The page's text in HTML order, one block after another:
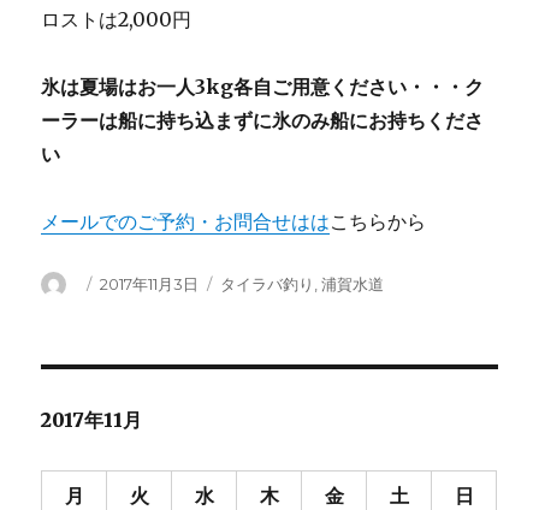
ロストは2,000円
氷は夏場はお一人3kg各自ご用意ください・・・ク
ーラーは船に持ち込まずに氷のみ船にお持ちくださ
い
メールでのご予約・お問合せははこちらから
投 投
2017年11月3日
カ
タイラバ釣り ,浦賀水道
2017年11月
月 火 水 木 金 土 日